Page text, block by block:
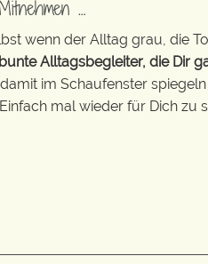
…
wenn der Alltag grau, die
bunte Alltagsbegleiter, die Dir
im Schaufenster
mal wieder für Dich zu